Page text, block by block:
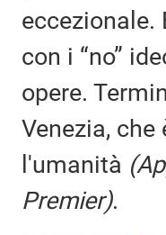
con i “no”
opere.
Venezia,
l'umanità
Premier).